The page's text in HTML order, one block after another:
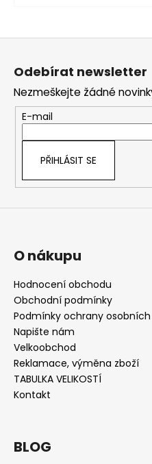
Z
Odebírat newsletter
Nezmeškejte žádné
E-mail
PŘIHLÁSIT SE
O nákupu
Hodnocení obchodu
Obchodní podmínky
Podmínky ochrany
Napište nám
Velkoobchod
Reklamace, výměna zboží
TABULKA VELIKOSTÍ
Kontakt
BLOG